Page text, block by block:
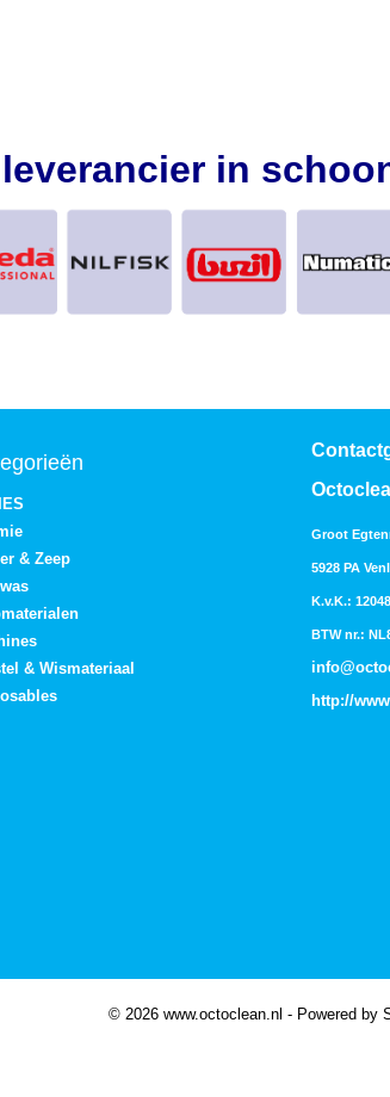
in
& Zeep
& Wismateriaal
Groot
5928 PA
K.v.K.:
BTW nr.:
http://
© 2026 www.octoclean.nl - Powered by